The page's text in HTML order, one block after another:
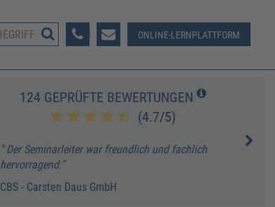
08233 381-123 ONLINE-LERNPLATTFORM
124 GEPRÜFTE BEWERTUNGEN
(4.7/5)
" Der Seminarleiter war freundlich und fachlich
hervorragend."
CBS - Carsten Daus GmbH